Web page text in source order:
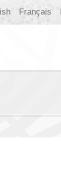
Français